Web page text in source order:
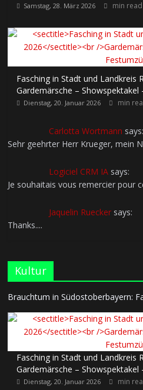
Samstag, 28. März 2026 min read
Fasching in Stadt und Landkreis
Gardemärsche – Showspektakel
Dienstag, 20. Januar 2026 min
Carlotta Wortmann says:
Sehr geehrter Herr Krueger, mein
Logiciel CRM IA says:
Je souhaitais vous remercier pour
Jaquelin Ruecker says:
Thanks....
Kultur
Brauchtum in Südostoberbayern:
Fasching in Stadt und Landkreis
Gardemärsche – Showspektakel
Dienstag, 20. Januar 2026 min